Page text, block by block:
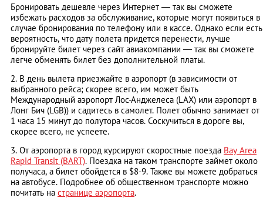
Бронировать дешевле через Интернет — так вы сможете
избежать расходов за обслуживание, которые могут появиться в
случае бронирования по телефону или в кассе. Однако если есть
вероятность, что дату полета придется перенести, лучше
бронируйте билет через сайт авиакомпании — так вы сможете
легче обменять билет без дополнительной платы.
2. В день вылета приезжайте в аэропорт (в зависимости от
выбранного рейса; скорее всего, им может быть
Международный аэропорт Лос-Анджелеса (LAX) или аэропорт в
Лонг Бич (LGB)) и садитесь в самолет. Полет обычно занимает от
1 часа 15 минут до полутора часов. Соскучиться в дороге вы,
скорее всего, не успеете.
3. От аэропорта в город курсируют скоростные поезда Bay Area
Rapid Transit (BART). Поездка на таком транспорте займет около
получаса, а билет обойдется в $8-9. Также вы можете добраться
на автобусе. Подробнее об общественном транспорте можно
почитать на странице аэропорта.